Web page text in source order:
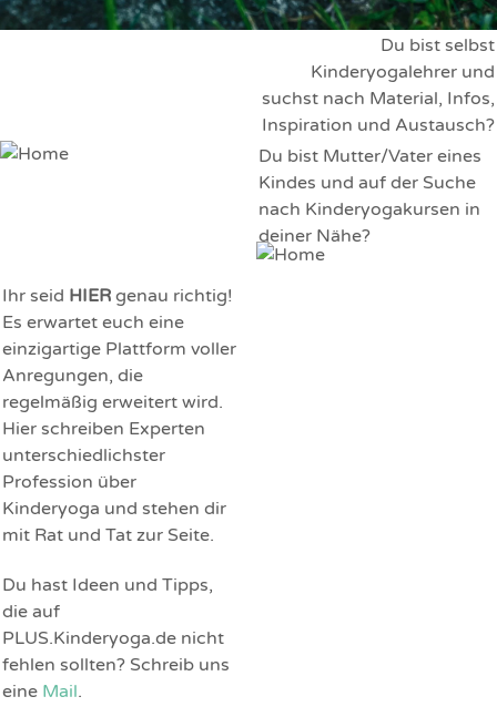
Du bist selbst
Kinderyogalehrer und
suchst nach Material, Infos,
Inspiration und Austausch?
Du bist Mutter/Vater eines
Kindes und auf der Suche
nach Kinderyogakursen in
deiner Nähe?
Ihr seid HIER genau richtig!
Es erwartet euch eine
einzigartige Plattform voller
Anregungen, die
regelmäßig erweitert wird.
Hier schreiben Experten
unterschiedlichster
Profession über
Kinderyoga und stehen dir
mit Rat und Tat zur Seite.
Du hast Ideen und Tipps,
die auf
PLUS.Kinderyoga.de nicht
fehlen sollten? Schreib uns
eine Mail.